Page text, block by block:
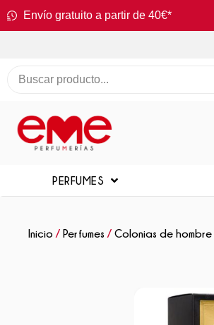
Envío gratuito a partir de 40€*
PERFUMES
Inicio / Perfumes /Colonias de hombre